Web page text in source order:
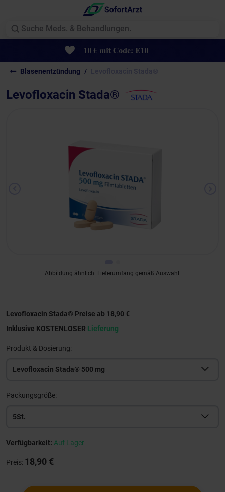
Blasenentzündung
Levofloxacin Stada®
Abbildung ähnlich. Lieferumfang gemäß Auswahl.
Levofloxacin Stada® Preise ab 18,90 €
Inklusive KOSTENLOSER Lieferung
Produkt & Dosierung:
Levofloxacin Stada® 500 mg
Packungsgröße:
5St.
Verfügbarkeit: Auf Lager
Preis: 18,90 €